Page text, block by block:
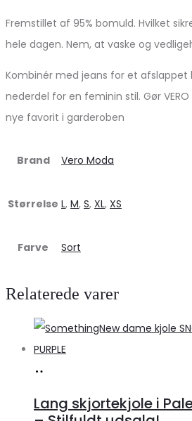
Fremstillet af 95% bomuld. Hvilket
hele dagen. Nem, at vaske og
Kombinér med jeans for et afslappet
nederdel for en feminin stil. Gør VERO
nye favorit i garderoben
Brand Vero Moda
Størrelse L, M, S, XL, XS
Farve Sort
Relaterede varer
Klædeskabet.dk
Lang skjortekjole i Pale